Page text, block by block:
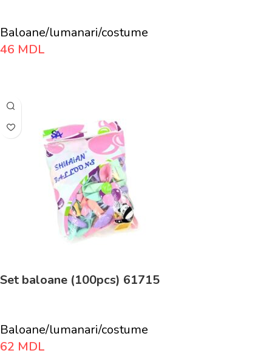
Baloane/lumanari/costume
46 MDL
Set baloane (100pcs) 61715
Baloane/lumanari/costume
62 MDL